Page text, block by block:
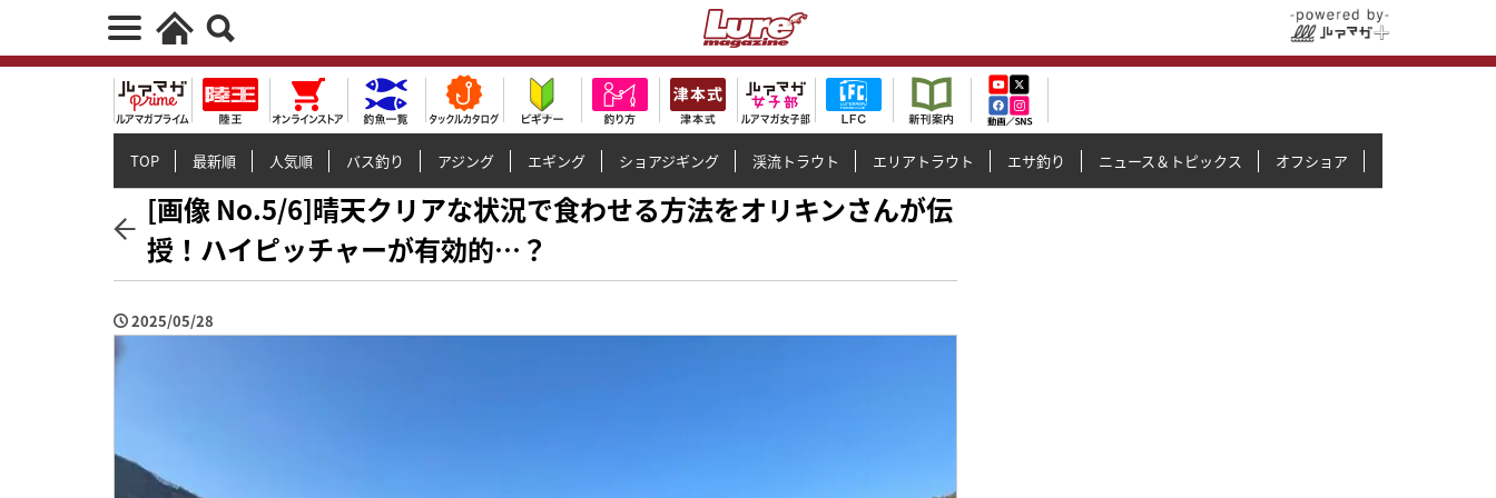
TOP 最新順 人気順 バス釣り アジング エギング ショアジギング 渓流トラウト エリアトラウト エサ釣り ニュース＆トピックス オフショア
[画像 No.5/6]晴天クリアな状況で食わせる方法をオリキンさんが伝
授！ハイピッチャーが有効的…？
2025/05/28